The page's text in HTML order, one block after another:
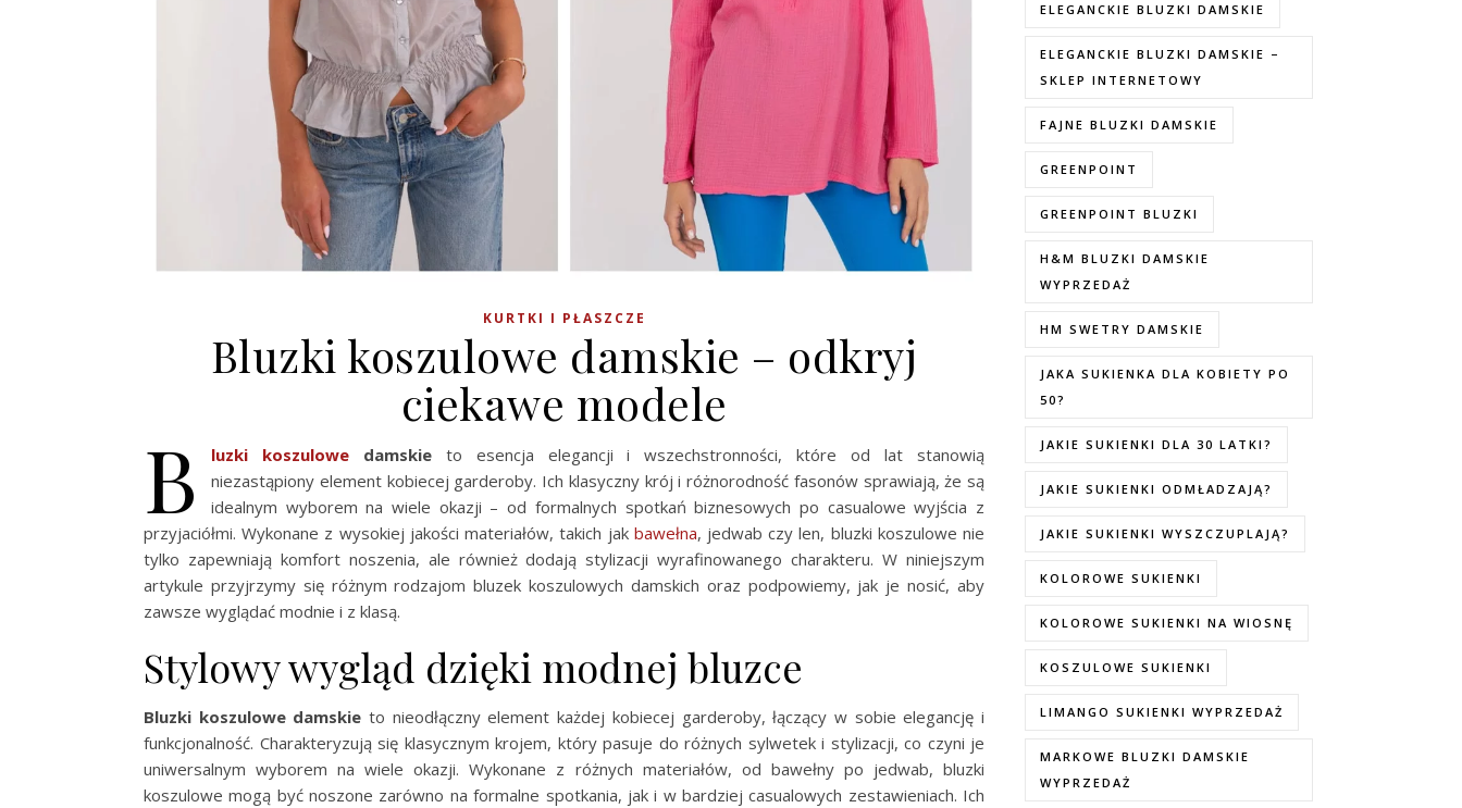
KURTKI I PŁASZCZE
Bluzki koszulowe damskie – odkryj
ciekawe modele
B luzki koszulowedamskieto esencja elegancji i wszechstronności, które od lat stanowią
niezastąpiony element kobiecej garderoby. Ich klasyczny krój i różnorodność fasonów sprawiają, że są
idealnym wyborem na wiele okazji – od formalnych spotkań biznesowych po casualowe wyjścia z
przyjaciółmi. Wykonane z wysokiej jakości materiałów, takich jak bawełna, jedwab czy len, bluzki koszulowe nie
tylko zapewniają komfort noszenia, ale również dodają stylizacji wyrafinowanego charakteru. W niniejszym
artykule przyjrzymy się różnym rodzajom bluzek koszulowych damskich oraz podpowiemy, jak je nosić, aby
zawsze wyglądać modnie i z klasą.
Stylowy wygląd dzięki modnej bluzce
Bluzki koszulowe damskie to nieodłączny element każdej kobiecej garderoby, łączący w sobie elegancję i
funkcjonalność. Charakteryzują się klasycznym krojem, który pasuje do różnych sylwetek i stylizacji, co czyni je
uniwersalnym wyborem na wiele okazji. Wykonane z różnych materiałów, od bawełny po jedwab, bluzki
koszulowe mogą być noszone zarówno na formalne spotkania, jak i w bardziej casualowych zestawieniach. Ich
ELEGANCKIE BLUZKI DAMSKIE
ELEGANCKIE BLUZKI DAMSKIE –
SKLEP INTERNETOWY
FAJNE BLUZKI DAMSKIE
GREENPOINT
GREENPOINT BLUZKI
H&M BLUZKI DAMSKIE
WYPRZEDAŻ
HM SWETRY DAMSKIE
JAKA SUKIENKA DLA KOBIETY PO
50?
JAKIE SUKIENKI DLA 30 LATKI?
JAKIE SUKIENKI ODMŁADZAJĄ?
JAKIE SUKIENKI WYSZCZUPLAJĄ?
KOLOROWE SUKIENKI
KOLOROWE SUKIENKI NA WIOSNĘ
KOSZULOWE SUKIENKI
LIMANGO SUKIENKI WYPRZEDAŻ
MARKOWE BLUZKI DAMSKIE
WYPRZEDAŻ